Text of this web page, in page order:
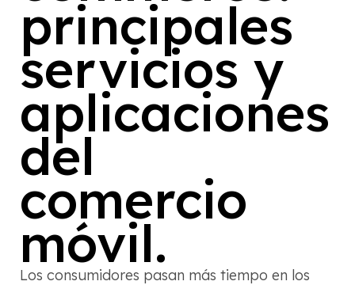
principales
servicios y
aplicaciones
del
comercio
móvil.
Los consumidores pasan más tiempo en los